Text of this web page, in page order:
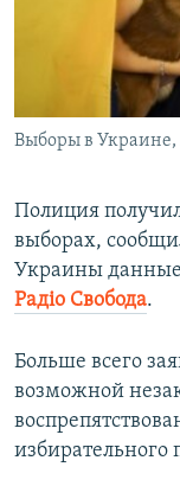
ПОБЕДИТЕЛЕЙ НЕ
УКРАИНСКАЯ
ПРИСОЕДИНЯЙТЕСЬ!
Выборы в Украине,
Полиция
выборах,
Украины данные
Радіо Свобода.
Больше всего
возможной
избирательного